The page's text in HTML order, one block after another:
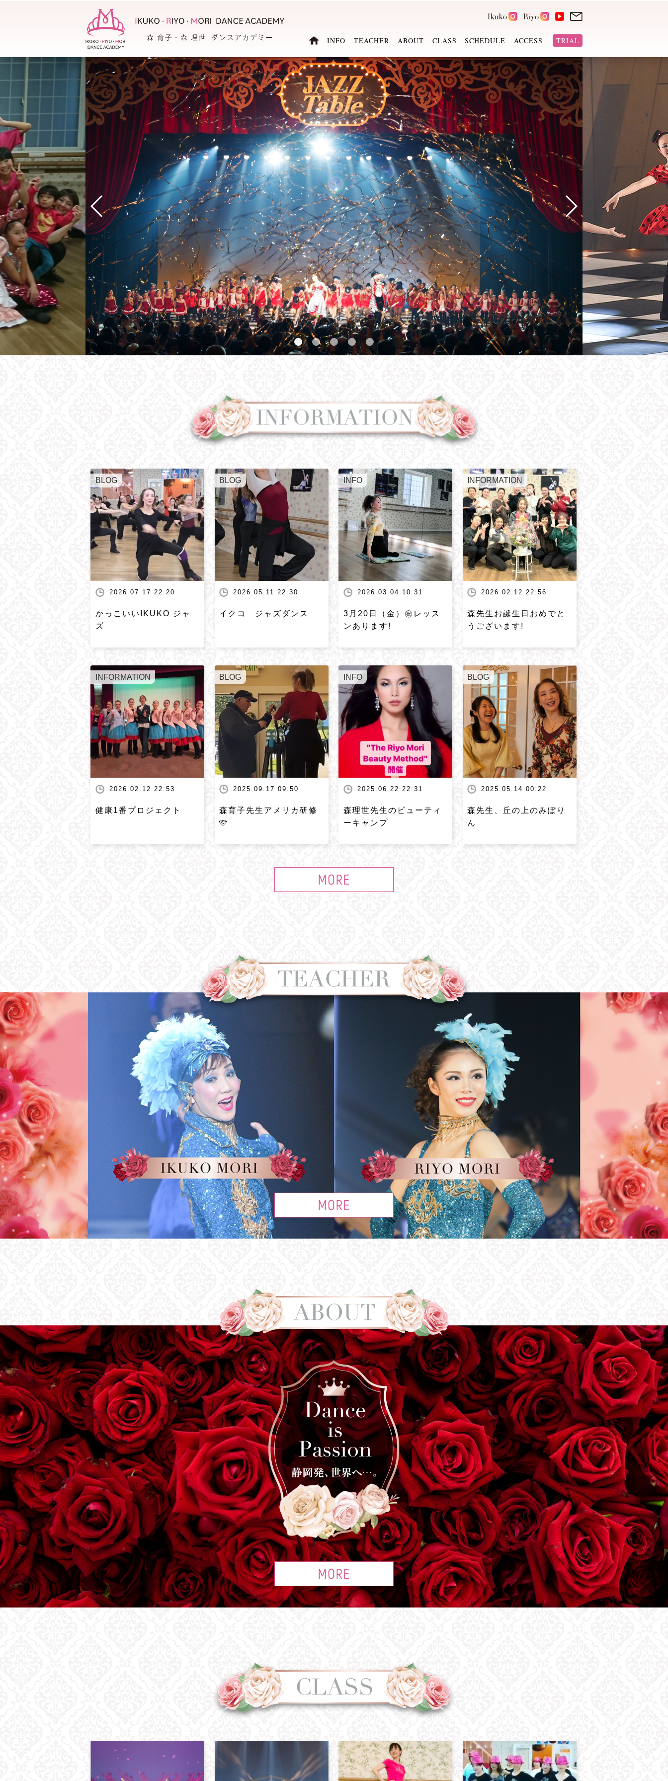
INFO TEACHER ABOUT CLASS SCHEDULE ACCESS TRIAL
BLOG
2026.07.17 22:20
かっこいいIKUKO ジャ
ズ
BLOG
2026.05.11 22:30
イクコ ジャズダンス
INFO
2026.03.04 10:31
3月20日（金）㊗️レッス
ンあります!
INFORMATION
2026.02.12 22:56
森先生お誕生日おめでと
うございます!
INFORMATION
2026.02.12 22:53
健康1番プロジェクト
BLOG
2025.09.17 09:50
森育子先生アメリカ研修
🩷
INFO
2025.06.22 22:31
森理世先生のビューティ
ーキャンプ
BLOG
2025.05.14 00:22
森先生、丘の上のみぽり
ん